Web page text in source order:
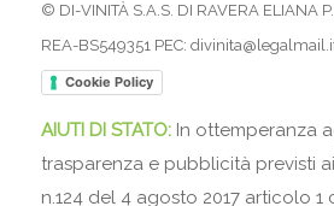
© DI-VINITÀ S.A.S. DI RAVERA ELIANA
REA-BS549351 PEC: divinita@legalmail.it
Cookie Policy
AIUTI DI STATO: In ottemperanza
trasparenza e pubblicità previsti
n.124 del 4 agosto 2017 articolo 1